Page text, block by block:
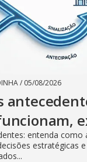
/ 05/08/2026
entenda como
estratégicas